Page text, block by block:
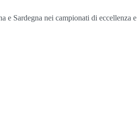
e Sardegna nei campionati di eccellenza e